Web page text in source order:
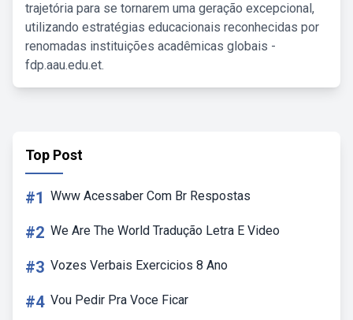
trajetória para se tornarem uma geração excepcional,
utilizando estratégias educacionais reconhecidas por
renomadas instituições acadêmicas globais -
fdp.aau.edu.et.
Top Post
#1 Www Acessaber Com Br Respostas
#2 We Are The World Tradução Letra E Video
#3 Vozes Verbais Exercicios 8 Ano
#4 Vou Pedir Pra Voce Ficar